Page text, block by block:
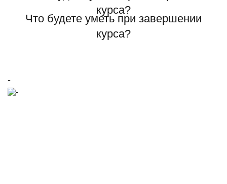
Что будете уметь при завершении
курса?
-